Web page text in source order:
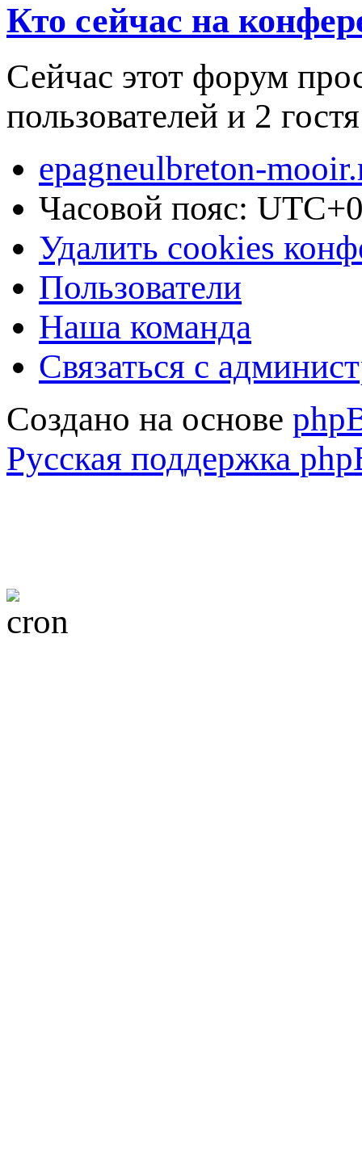
Кто сейчас на
Сейчас этот форум
пользователей и 2 гостя
epagneulbreton-
Часовой пояс:
Удалить cookies
Пользователи
Наша команда
Связаться с
Создано на основе
Русская поддержка